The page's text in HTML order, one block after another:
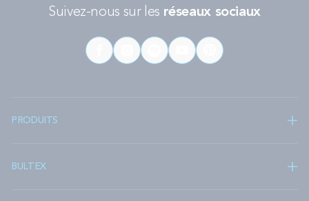
Suivez-nous sur les réseaux sociaux
PRODUITS
BULTEX